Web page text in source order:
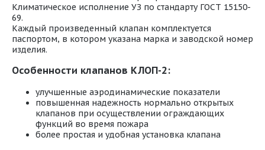
Климатическое исполнение УЗ по стандарту ГОСТ 15150-
69.
Каждый произведенный клапан комплектуется
паспортом, в котором указана марка и заводской номер
изделия.
Особенности клапанов КЛОП-2:
улучшенные аэродинамические показатели
повышенная надежность нормально открытых
клапанов при осуществлении ограждающих
функций во время пожара
более простая и удобная установка клапана